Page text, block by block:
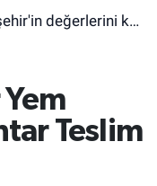
değerlerini keşfetti
Teslim